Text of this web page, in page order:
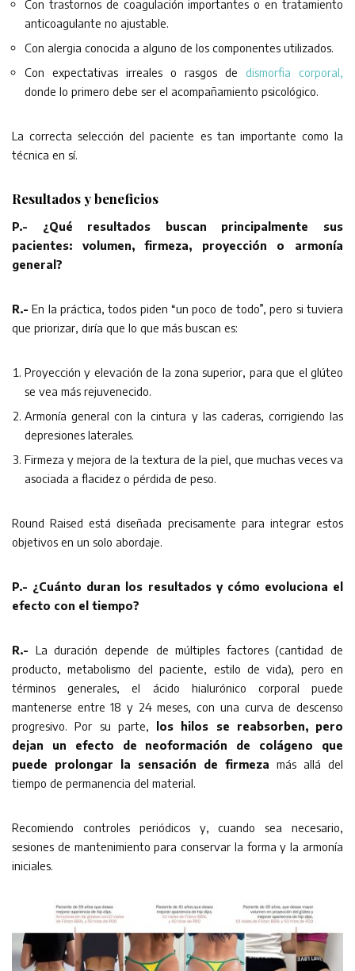
Con trastornos de coagulación importantes o en tratamiento
anticoagulante no ajustable.
Con alergia conocida a alguno de los componentes utilizados.
Con expectativas irreales o rasgos de dismorfia corporal,
donde lo primero debe ser el acompañamiento psicológico.
La correcta selección del paciente es tan importante como la
técnica en sí.
Resultados y beneficios
P.- ¿Qué resultados buscan principalmente sus
pacientes: volumen, firmeza, proyección o armonía
general?
R.- En la práctica, todos piden “un poco de todo”, pero si tuviera
que priorizar, diría que lo que más buscan es:
Proyección y elevación de la zona superior, para que el glúteo
se vea más rejuvenecido.
Armonía general con la cintura y las caderas, corrigiendo las
depresiones laterales.
Firmeza y mejora de la textura de la piel, que muchas veces va
asociada a flacidez o pérdida de peso.
Round Raised está diseñada precisamente para integrar estos
objetivos en un solo abordaje.
P.- ¿Cuánto duran los resultados y cómo evoluciona el
efecto con el tiempo?
R.- La duración depende de múltiples factores (cantidad de
producto, metabolismo del paciente, estilo de vida), pero en
términos generales, el ácido hialurónico corporal puede
mantenerse entre 18 y 24 meses, con una curva de descenso
progresivo. Por su parte, los hilos se reabsorben, pero
dejan un efecto de neoformación de colágeno que
puede prolongar la sensación de firmeza más allá del
tiempo de permanencia del material.
Recomiendo controles periódicos y, cuando sea necesario,
sesiones de mantenimiento para conservar la forma y la armonía
iniciales.